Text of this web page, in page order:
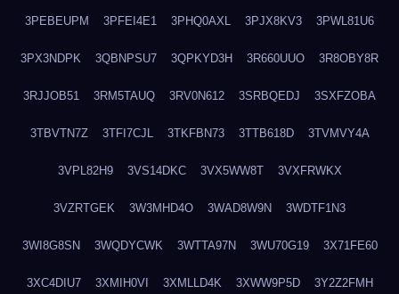
3PEBEUPM 3PFEI4E1 3PHQ0AXL 3PJX8KV3 3PWL81U6
3PX3NDPK 3QBNPSU7 3QPKYD3H 3R660UUO 3R8OBY8R
3RJJOB51 3RM5TAUQ 3RV0N612 3SRBQEDJ 3SXFZOBA
3TBVTN7Z 3TFI7CJL 3TKFBN73 3TTB618D 3TVMVY4A
3VPL82H9 3VS14DKC 3VX5WW8T 3VXFRWKX
3VZRTGEK 3W3MHD4O 3WAD8W9N 3WDTF1N3
3WI8G8SN 3WQDYCWK 3WTTA97N 3WU70G19 3X71FE60
3XC4DIU7 3XMIH0VI 3XMLLD4K 3XWW9P5D 3Y2Z2FMH